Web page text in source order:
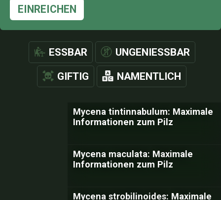
EINREICHEN
ESSBAR UNGENIESSBAR
GIFTIG NAMENTLICH
Mycena tintinnabulum: Maximale
Informationen zum Pilz
Mycena maculata: Maximale
Informationen zum Pilz
Mycena strobilinoides: Maximale